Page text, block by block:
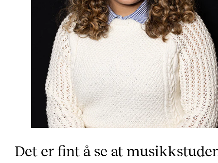
Det er fint å se at